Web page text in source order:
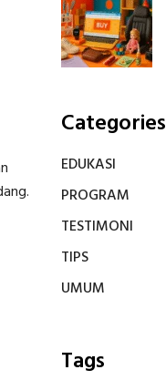
Categories
EDUKASI
PROGRAM
TESTIMONI
TIPS
UMUM
Tags